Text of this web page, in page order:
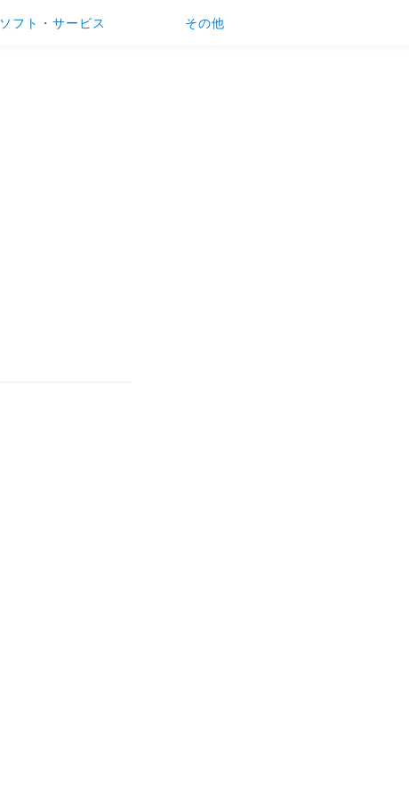
ソフト・サービス その他